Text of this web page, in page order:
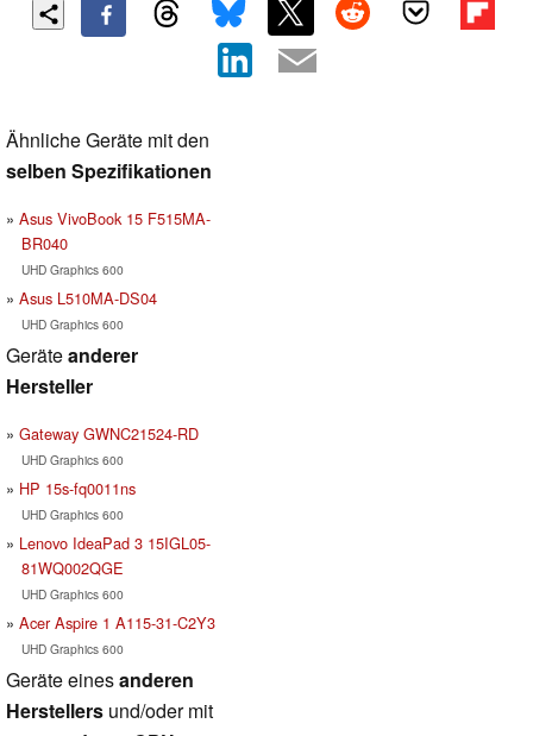
Ähnliche Geräte mit den
selben Spezifikationen
Asus VivoBook 15 F515MA-
BR040
UHD Graphics 600
Asus L510MA-DS04
UHD Graphics 600
Geräteanderer
Hersteller
Gateway GWNC21524-RD
UHD Graphics 600
HP 15s-fq0011ns
UHD Graphics 600
Lenovo IdeaPad 3 15IGL05-
81WQ002QGE
UHD Graphics 600
Acer Aspire 1 A115-31-C2Y3
UHD Graphics 600
Geräte einesanderen
Herstellers und/oder mit